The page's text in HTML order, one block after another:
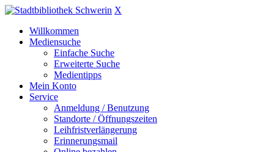
X
Willkommen
Mediensuche
Einfache Suche
Erweiterte Suche
Medientipps
Mein Konto
Service
Anmeldung / Benutzung
Standorte / Öffnungszeiten
Leihfristverlängerung
Erinnerungsmail